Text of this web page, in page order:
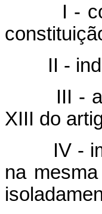
I -
II -
III -
XIII do
IV -
na